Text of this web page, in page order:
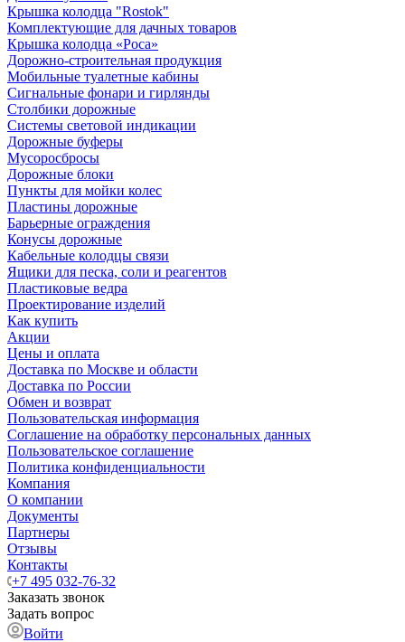
Крышка колодца "Rostok"
Комплектующие для дачных товаров
Крышка колодца «Роса»
Дорожно-строительная продукция
Мобильные туалетные кабины
Сигнальные фонари и гирлянды
Столбики дорожные
Системы световой индикации
Дорожные буферы
Мусоросбросы
Дорожные блоки
Пункты для мойки колес
Пластины дорожные
Барьерные ограждения
Конусы дорожные
Кабельные колодцы связи
Ящики для песка, соли и реагентов
Пластиковые ведра
Проектирование изделий
Как купить
Акции
Цены и оплата
Доставка по Москве и области
Доставка по России
Обмен и возврат
Пользовательская информация
Соглашение на обработку персональных данных
Пользовательское соглашение
Политика конфиденциальности
Компания
О компании
Документы
Партнеры
Отзывы
Контакты
+7 495 032-76-32
Заказать звонок
Задать вопрос
Войти